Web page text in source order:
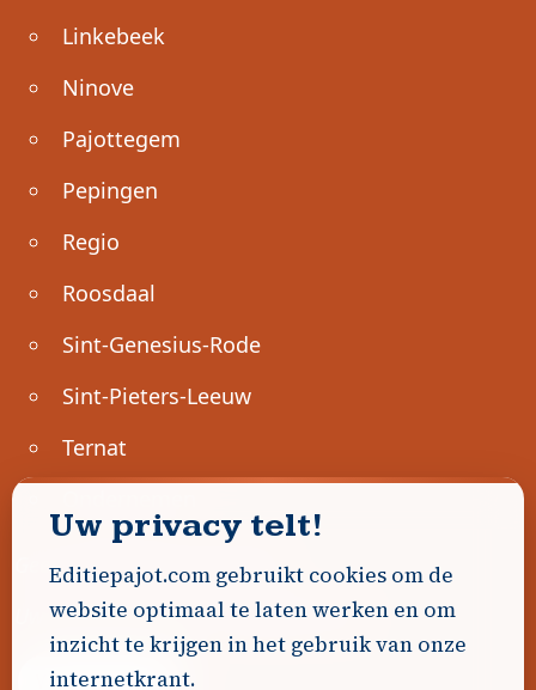
Linkebeek
Ninove
Pajottegem
Pepingen
Regio
Roosdaal
Sint-Genesius-Rode
Sint-Pieters-Leeuw
Ternat
Geen advertenties gevonden.
Uw advertentie hier? Contacteer ons!
Word Partner!
Uw privacy telt!
Editiepajot.com gebruikt cookies om de
website optimaal te laten werken en om
inzicht te krijgen in het gebruik van onze
internetkrant.